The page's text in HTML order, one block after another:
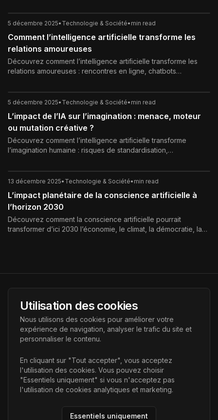
communication. Analyse des opportunités et défis éthiques à
l’ère numérique.
5 décembre 2025• Technologie & Société• min read
Comment l’intelligence artificielle transforme les
relations amoureuses
Découvrez comment l’intelligence artificielle transforme les
relations amoureuses : rencontres en ligne, chatbots
conseils pour garder des liens authentiques à l’ère des
algorithmes.
5 décembre 2025• Technologie & Société• min read
L’impact de l’IA sur l’imagination : menace, moteur
ou mutation créative ?
Découvrez comment l’intelligence artificielle transforme
l’imagination humaine : risques de standardisation,
et nouveaux usages pour les créateurs.
13 décembre 2025• Technologie & Société• min read
L’impact planétaire de la conscience artificielle à
l’horizon 2030
Découvrez comment la conscience artificielle pourrait
transformer d’ici 2030 l’économie, le climat, la démocratie, la
AI Futur
Portail de l'avenir de l'intelligence artificielle, vous aidant à
découvrir les dernières technologies IA.
Liens
Accueil
Articles
Utilisation des cookies
Nous utilisons des cookies pour améliorer votre
expérience de navigation, analyser le trafic du site et
personnaliser le contenu.
En cliquant sur "Tout accepter", vous acceptez
l'utilisation des cookies. Vous pouvez choisir
"Essentiels uniquement" si vous n'acceptez pas
l'utilisation de cookies analytiques et marketing.
Essentiels uniquement